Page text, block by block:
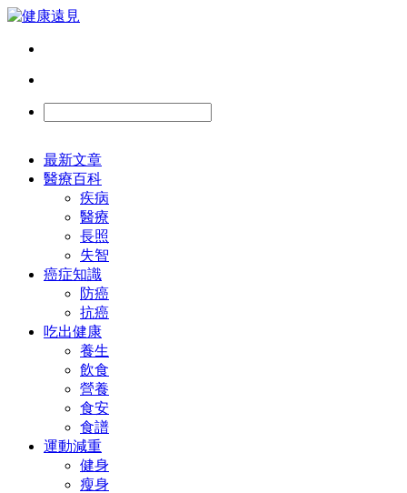
最新文章
醫療百科
疾病
醫療
長照
失智
癌症知識
防癌
抗癌
吃出健康
養生
飲食
營養
食安
食譜
運動減重
健身
瘦身